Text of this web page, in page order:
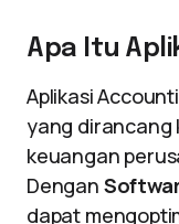
Apa Itu
Aplikasi
yang dirancang
keuangan
Dengan
dapat